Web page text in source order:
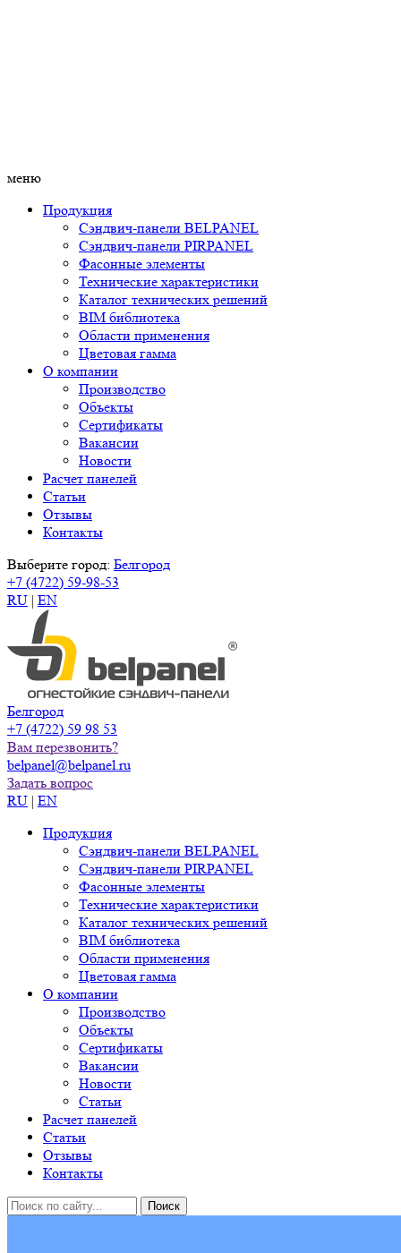
меню
Продукция
Сэндвич-панели BELPANEL
Сэндвич-панели PIRPANEL
Фасонные элементы
Технические характеристики
Каталог технических решений
BIM библиотека
Области применения
Цветовая гамма
О компании
Производство
Объекты
Сертификаты
Вакансии
Новости
Расчет панелей
Статьи
Отзывы
Контакты
Выберите город: Белгород
+7 (4722) 59-98-53
RU | EN
Белгород
+7 (4722) 59 98 53
Вам перезвонить?
belpanel@belpanel.ru
Задать вопрос
RU | EN
Продукция
Сэндвич-панели BELPANEL
Сэндвич-панели PIRPANEL
Фасонные элементы
Технические характеристики
Каталог технических решений
BIM библиотека
Области применения
Цветовая гамма
О компании
Производство
Объекты
Сертификаты
Вакансии
Новости
Статьи
Расчет панелей
Статьи
Отзывы
Контакты